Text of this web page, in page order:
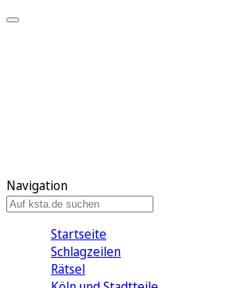
Navigation
Startseite
Schlagzeilen
Rätsel